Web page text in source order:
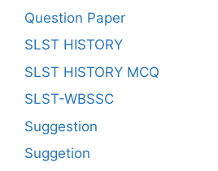
Question Paper
SLST HISTORY
SLST HISTORY MCQ
SLST-WBSSC
Suggestion
Suggetion